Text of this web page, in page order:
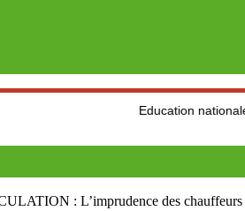
Education nationale : Louisa
: L’imprudence des chauffeurs